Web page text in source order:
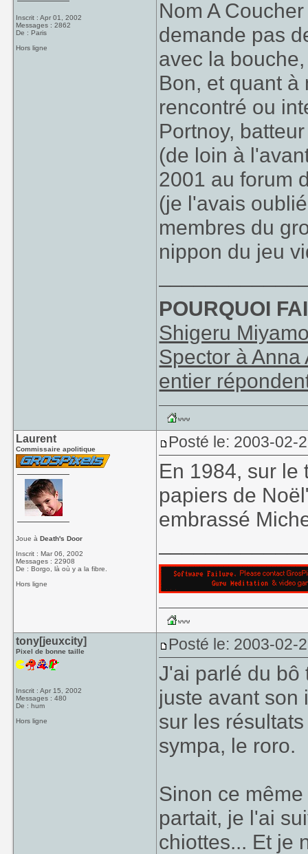
Inscrit : Apr 01, 2002
Messages : 2862
De : Paris
Hors ligne
Nom A
demande pas
avec la
Bon, et quant
rencontré ou
Portnoy,
(de loin à
2001 au forum
(je l'avais
membres du
nippon du jeu
POURQUOI
Shigeru
Spector à Anna
entier
Laurent
Commissaire apolitique
Joue àDeath's Door
Inscrit : Mar 06, 2002
Messages : 22908
De : Borgo, là où y a la fibre.
Hors ligne
Posté le: 2003-02-
En 1984, sur le
papiers de
embrassé
tony[jeuxcity]
Pixel de bonne taille
Inscrit : Apr 15, 2002
Messages : 480
De : hum
Hors ligne
Posté le: 2003-02-
J'ai parlé du bô
juste avant son
sur les
sympa, le roro.
Sinon ce
partait, je l'ai
chiottes... Et je